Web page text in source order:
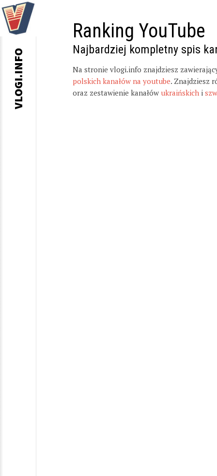
Ranking YouTube
Najbardziej kompletny spis
Na stronie vlogi.info znajdziesz
polskich kanałów na youtube. Znajdziesz
oraz zestawienie kanałów ukraińskich i
VLOGI.INFO